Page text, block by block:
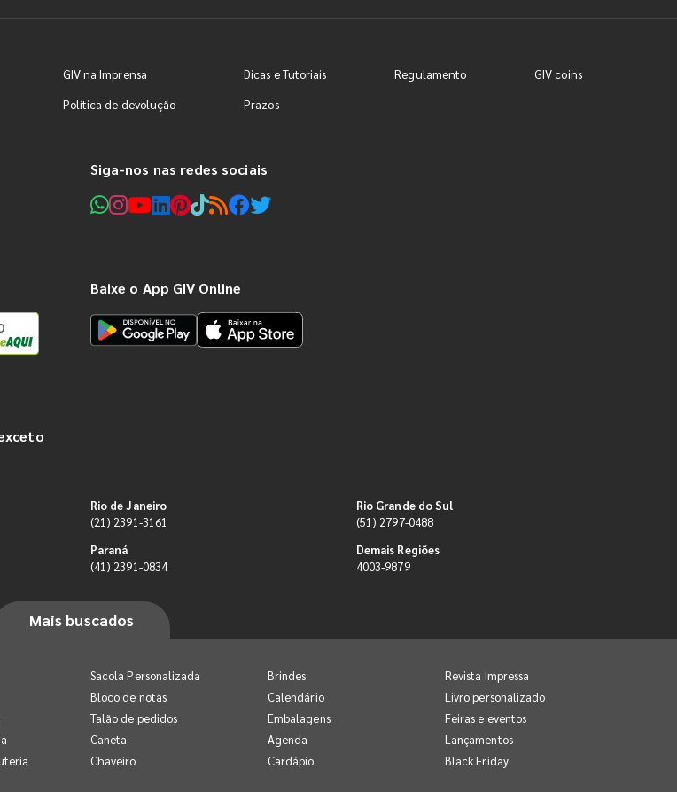
GIV na Imprensa Dicas e Tutoriais Regulamento
GIV coins
Política de devolução Prazos
Siga-nos nas redes sociais
Baixe o App GIV Online
Rio de Janeiro
(21) 2391-3161
Paraná
(41) 2391-0834
Rio Grande do Sul
(51) 2797-0488
Demais Regiões
4003-9879
Mais buscados
Sacola Personalizada
Bloco de notas
Talão de pedidos
Caneta
Chaveiro
Brindes
Calendário
Embalagens
Agenda
Cardápio
Revista Impressa
Livro personalizado
Feiras e eventos
Lançamentos
Black Friday